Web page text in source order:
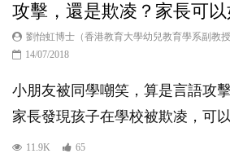
攻擊，還是欺凌？家長可以
劉怡虹博士（香港教育大學幼兒教育學系副教授
14/07/2018
小朋友被同學嘲笑，算是言語攻
家長發現孩子在學校被欺凌，可
11.9K 65